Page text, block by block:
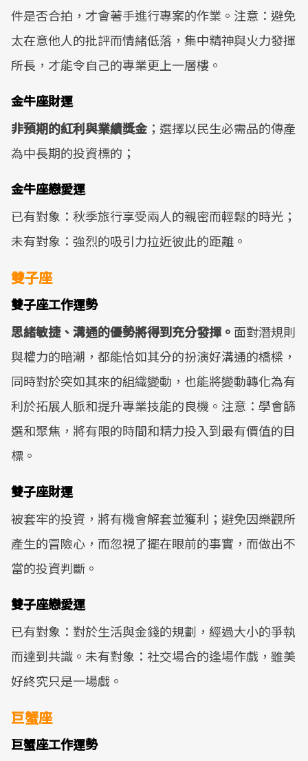
件是否合拍，才會著手進行專案的作業。注意：避免
太在意他人的批評而情緒低落，集中精神與火力發揮
所長，才能令自己的專業更上一層樓。
金牛座財運
非預期的紅利與業績獎金；選擇以民生必需品的傳產
為中長期的投資標的；
金牛座戀愛運
已有對象：秋季旅行享受兩人的親密而輕鬆的時光；
未有對象：強烈的吸引力拉近彼此的距離。
雙子座
雙子座工作運勢
思緒敏捷、溝通的優勢將得到充分發揮。 面對潛規則
與權力的暗潮，都能恰如其分的扮演好溝通的橋樑，
同時對於突如其來的組織變動，也能將變動轉化為有
利於拓展人脈和提升專業技能的良機。注意：學會篩
選和聚焦，將有限的時間和精力投入到最有價值的目
標。
雙子座財運
被套牢的投資，將有機會解套並獲利；避免因樂觀所
產生的冒險心，而忽視了擺在眼前的事實，而做出不
當的投資判斷。
雙子座戀愛運
已有對象：對於生活與金錢的規劃，經過大小的爭執
而達到共識。未有對象：社交場合的逢場作戲，雖美
好終究只是一場戲。
巨蟹座
巨蟹座工作運勢